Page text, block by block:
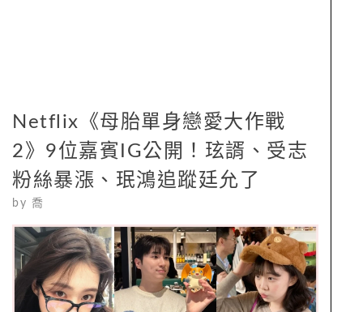
Netflix《母胎單身戀愛大作戰
2》9位嘉賓IG公開！玹諝、受志
粉絲暴漲、珉鴻追蹤廷允了
by 喬